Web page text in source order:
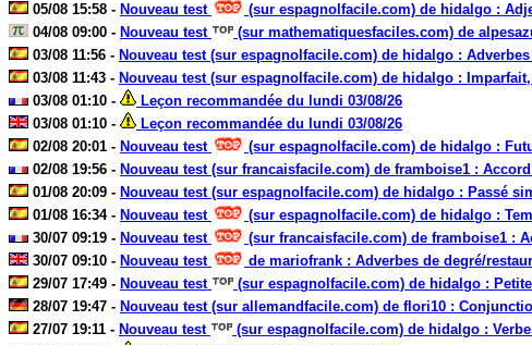
05/08 15:58 - Nouveau test
(sur espagnolfacile.com) de hidalgo :
04/08 09:00 - Nouveau test
(sur mathematiquesfaciles.com) de
03/08 11:56 - Nouveau test (sur espagnolfacile.com) de hidalgo :
03/08 11:43 - Nouveau test (sur espagnolfacile.com) de hidalgo :
03/08 01:10 -
Leçon recommandée du lundi 03/08/26
03/08 01:10 -
Leçon recommandée du lundi 03/08/26
02/08 20:01 - Nouveau test
(sur espagnolfacile.com) de hidalgo :
02/08 19:56 - Nouveau test (sur francaisfacile.com) de framboise1 :
01/08 20:09 - Nouveau test (sur espagnolfacile.com) de hidalgo : Passé
01/08 16:34 - Nouveau test
(sur espagnolfacile.com) de hidalgo :
30/07 09:19 - Nouveau test
(sur francaisfacile.com) de framboise1 :
30/07 09:10 - Nouveau test
de mariofrank : Adverbes de degré/
29/07 17:49 - Nouveau test
(sur espagnolfacile.com) de hidalgo :
28/07 19:47 - Nouveau test (sur allemandfacile.com) de flori10 :
27/07 19:11 - Nouveau test
(sur espagnolfacile.com) de hidalgo :